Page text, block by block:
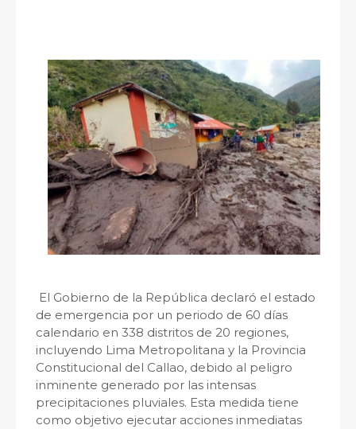
El Gobierno de la República declaró el estado
de emergencia por un periodo de 60 días
calendario en 338 distritos de 20 regiones,
incluyendo Lima Metropolitana y la Provincia
Constitucional del Callao, debido al peligro
inminente generado por las intensas
precipitaciones pluviales. Esta medida tiene
como objetivo ejecutar acciones inmediatas